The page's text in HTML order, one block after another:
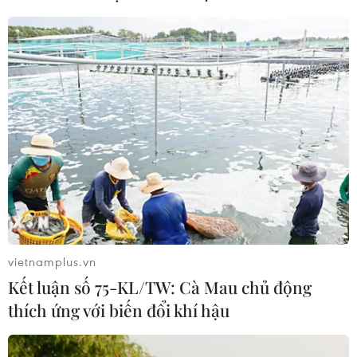
Xem thêm
CƠ QUAN CHỦ QUẢN: THÔNG TẤN XÃ VIỆT NAM
Tổng Biên tập: TRẦN TIẾN DUẨN
Phó Tổng Biên tập: NGUYỄN THỊ TÁM, KHÚC THANH
THỦY
Sở hữu trí tuệ
RSS
Hỗ trợ
vietnamplus.vn
Kết luận số 75-KL/TW: Cà Mau chủ động
thích ứng với biến đổi khí hậu